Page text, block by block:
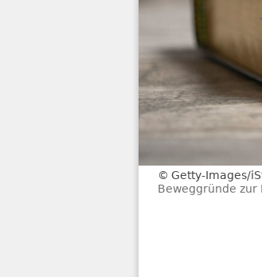
Getty-Images/
Beweggründe